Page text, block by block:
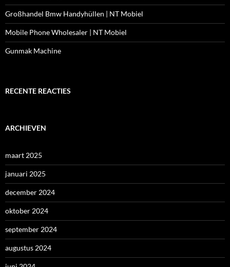
Großhandel Bmw Handyhüllen | NT Mobiel
Mobile Phone Wholesaler | NT Mobiel
Gunmak Machine
RECENTE REACTIES
ARCHIEVEN
maart 2025
januari 2025
december 2024
oktober 2024
september 2024
augustus 2024